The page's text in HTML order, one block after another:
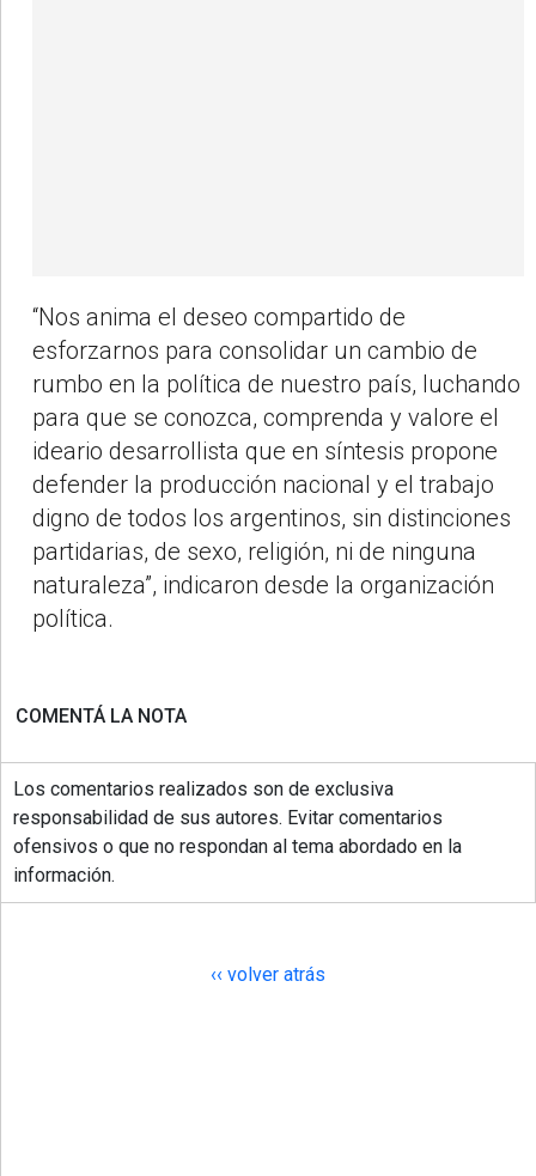
“Nos anima el deseo compartido de
esforzarnos para consolidar un cambio de
rumbo en la política de nuestro país, luchando
para que se conozca, comprenda y valore el
ideario desarrollista que en síntesis propone
defender la producción nacional y el trabajo
digno de todos los argentinos, sin distinciones
partidarias, de sexo, religión, ni de ninguna
naturaleza”, indicaron desde la organización
política.
COMENTÁ LA NOTA
Los comentarios realizados son de exclusiva
responsabilidad de sus autores. Evitar comentarios
ofensivos o que no respondan al tema abordado en la
información.
‹‹ volver atrás